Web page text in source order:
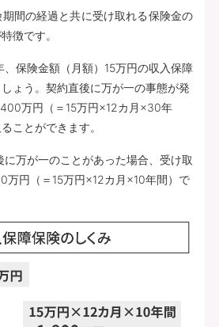
間の経過と共に受け取れる保険金の
徴です。
保険金額（月額）15万円の収入保障
ょう。契約直後に万が一の事態が発
万円（＝15万円×12カ月×30年
ことができます。
万が一のことがあった場合、受け取
万円（＝15万円×12カ月×10年間）で